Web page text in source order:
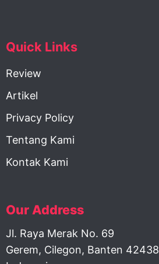
Quick Links
Review
Artikel
Privacy Policy
Tentang Kami
Kontak Kami
Our Address
Jl. Raya Merak No. 69
Gerem, Cilegon, Banten 42438